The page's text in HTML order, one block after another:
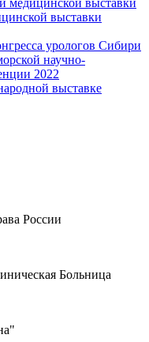
России
Больница